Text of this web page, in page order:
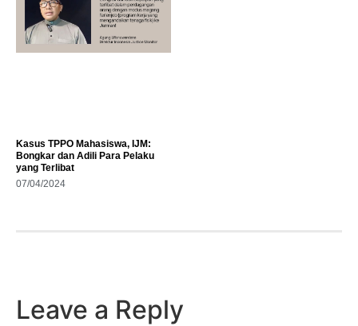
Kasus TPPO Mahasiswa, IJM:
Bongkar dan Adili Para Pelaku
yang Terlibat
07/04/2024
Leave a Reply